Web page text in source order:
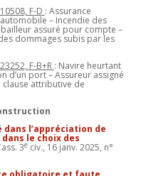
F-D : Assurance
– Incendie des
assuré pour compte –
dommages subis par les
F-B+R : Navire heurtant
d’un port – Assureur assigné
clause attributive de
l’appréciation de
le choix des
3eciv., 16 janv. 2025, n°